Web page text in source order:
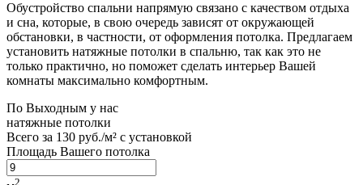
Обустройство спальни напрямую связано с качеством отдыха
и сна, которые, в свою очередь зависят от окружающей
обстановки, в частности, от оформления потолка. Предлагаем
установить натяжные потолки в спальню, так как это не
только практично, но поможет сделать интерьер Вашей
комнаты максимально комфортным.
По Выходным у нас
натяжные потолки
Всего за 130 руб./м² с установкой
Площадь Вашего потолка
2